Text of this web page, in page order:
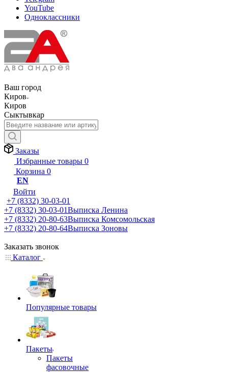
YouTube
Одноклассники
Ваш город
Киров
Киров
Сыктывкар
Заказы
Избранные товары 0
Корзина 0
EN
Войти
+7 (8332) 30-03-01
+7 (8332) 30-03-01Выписка Ленина
+7 (8332) 20-80-63Выписка Комсомольская
+7 (8332) 20-80-64Выписка Зоновы
Заказать звонок
Каталог
Популярные товары
Пакеты
Пакеты
фасовочные